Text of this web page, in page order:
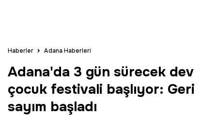
Haberler Adana Haberleri
Adana'da 3 gün sürecek dev
çocuk festivali başlıyor: Geri
sayım başladı